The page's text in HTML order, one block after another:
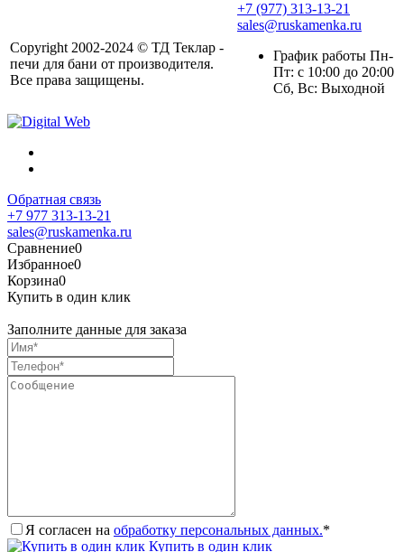
Copyright 2002-2024 © ТД Теклар -
печи для бани от производителя.
Все права защищены.
+7 (977) 313-13-21
sales@ruskamenka.ru
График работы Пн-
Пт: с 10:00 до 20:00
Сб, Вс: Выходной
Обратная связь
+7 977 313-13-21
sales@ruskamenka.ru
Сравнение0
Избранное0
Корзина0
Купить в один клик
Заполните данные для заказа
Я согласен на обработку персональных данных.*
Купить в один клик